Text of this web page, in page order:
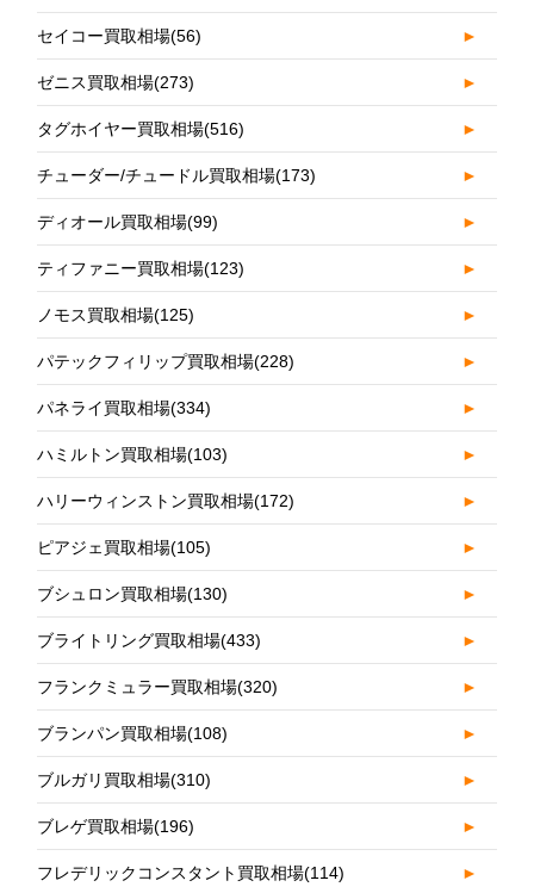
セイコー買取相場(56) ►
ゼニス買取相場(273) ►
タグホイヤー買取相場(516) ►
チューダー/チュードル買取相場(173) ►
ディオール買取相場(99) ►
ティファニー買取相場(123) ►
ノモス買取相場(125) ►
パテックフィリップ買取相場(228) ►
パネライ買取相場(334) ►
ハミルトン買取相場(103) ►
ハリーウィンストン買取相場(172) ►
ピアジェ買取相場(105) ►
ブシュロン買取相場(130) ►
ブライトリング買取相場(433) ►
フランクミュラー買取相場(320) ►
ブランパン買取相場(108) ►
ブルガリ買取相場(310) ►
ブレゲ買取相場(196) ►
フレデリックコンスタント買取相場(114) ►